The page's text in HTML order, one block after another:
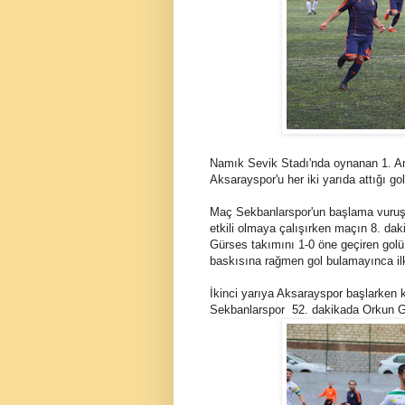
Namık Sevik Stadı'nda oynanan 1.
Aksarayspor'u her iki yarıda attığı
Maç Sekbanlarspor'un başlama
etkili olmaya çalışırken maçın 8.
Gürses takımını 1-0 öne geçiren
baskısına rağmen gol bulamayınca
İkinci yarıya Aksarayspor
Sekbanlarspor 52. dakikada Orkun